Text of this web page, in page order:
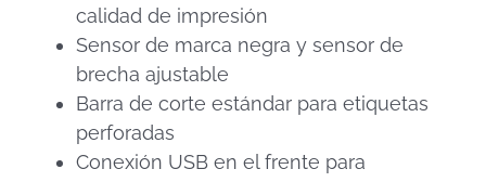
calidad de impresión
Sensor de marca negra y sensor de
brecha ajustable
Barra de corte estándar para etiquetas
perforadas
Conexión USB en el frente para